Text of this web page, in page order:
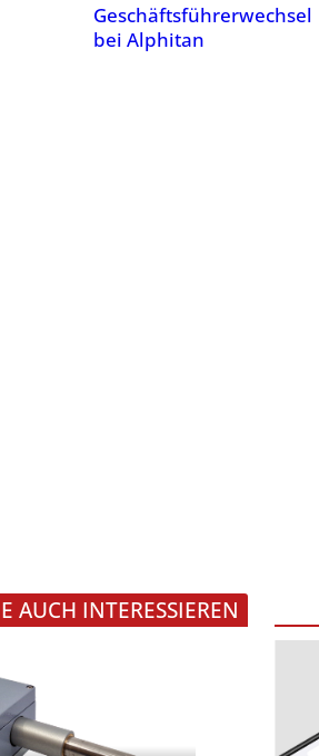
Geschäftsführerwechsel
bei Alphitan
AUCH INTERESSIEREN